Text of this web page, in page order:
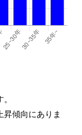
傾向にありま